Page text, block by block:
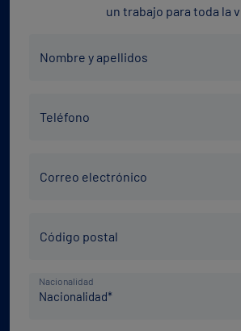
un trabajo para toda la
Nombre y apellidos
Teléfono
electrónico
Correo electrónico
Postal
Código postal
País
de
Nacionalidad